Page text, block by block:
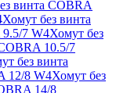
винта COBRA
Хомут без винта
7 W4Хомут без
10.5/7
без винта
12/8 W4Хомут без
14/8